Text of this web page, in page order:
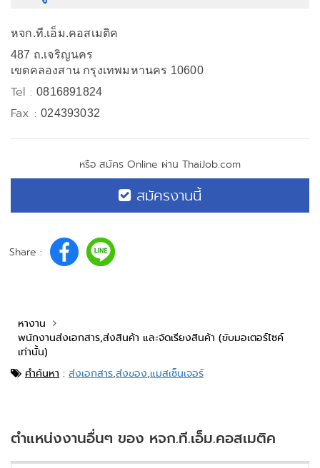
หจก.ที.เอ็ม.คอสเมติค
487 ถ.เจริญนคร
เขตคลองสาน กรุงเทพมหานคร 10600
Tel :0816891824
Fax :024393032
หรือ สมัคร Online ผ่าน ThaiJob.com
สมัครงานนี้
Share :
หางาน
พนักงานส่งเอกสาร,ส่งสินค้า และจัดเรียงสินค้า (ขับมอเตอร์ไซค์
เท่านั้น)
คำค้นหา : ส่งเอกสาร,ส่งของ,แมสเซ็นเจอร์
ตำแหน่งงานอื่นๆ ของ หจก.ที.เอ็ม.คอสเมติค